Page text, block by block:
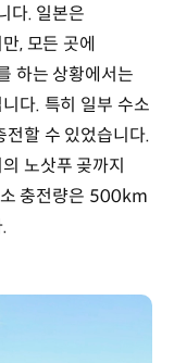
다. 일본은
, 모든 곳에
하는 상황에서는
다. 특히 일부 수소
할 수 있었습니다.
노삿푸 곶까지
충전량은 500km